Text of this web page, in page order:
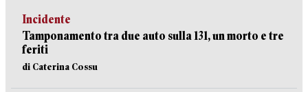
Incidente
Tamponamento tra due auto sulla 131, un morto e tre
feriti
di Caterina Cossu